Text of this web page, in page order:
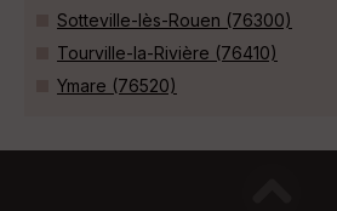
Sotteville-lès-Rouen (76300)
Tourville-la-Rivière (76410)
Ymare (76520)